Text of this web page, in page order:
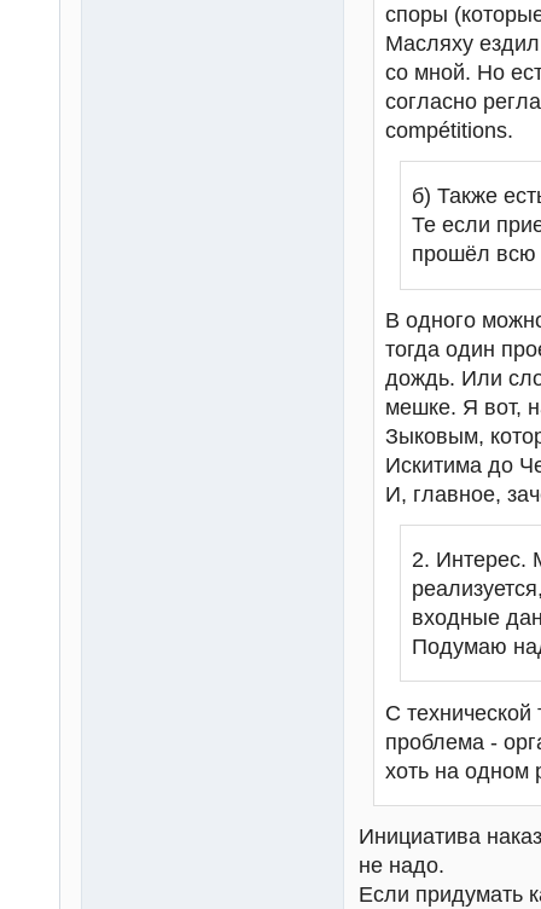
споры
Масляху
со мной. Но
согласно
compétitions.
б) Также
Те если
прошёл всю
В одного
тогда один
дождь. Или
мешке. Я вот,
Зыковым,
Искитима до
И, главное,
2. Интерес.
входные
Подумаю
С технической
проблема -
хоть на одном
Инициатива
не надо.
Если придумать